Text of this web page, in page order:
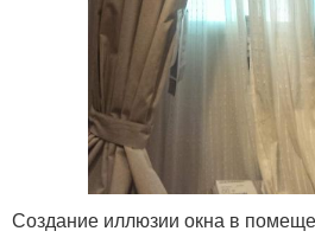
Создание иллюзии окна в